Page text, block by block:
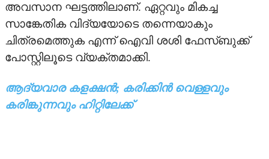
STARBYTES
TV
VIDEO
അവസാന ഘട്ടത്തിലാണ്. ഏറ്റവും മികച്ച
സാങ്കേതിക വിദ്യയോടെ തന്നെയാകും
ചിത്രമെത്തുക എന്ന് ഐവി ശശി ഫേസ്ബുക്ക്
പോസ്റ്റിലൂടെ വ്യക്തമാക്കി.
ആദ്യവാര കളക്ഷന്‍; കരിക്കിന്‍ വെള്ളവും
കരിങ്കുന്നവും ഹിറ്റിലേക്ക്